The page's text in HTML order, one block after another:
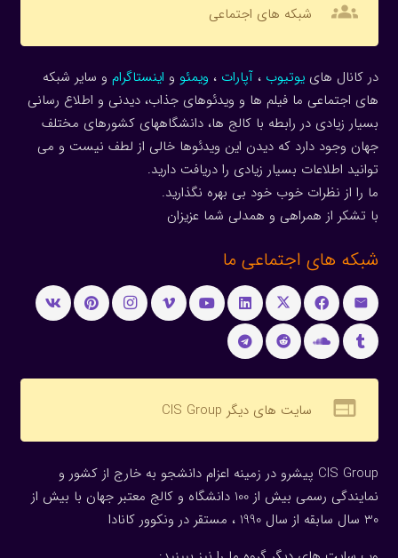
groups شبکه های اجتماعی
در کانال هاییوتیوب ، آپارات ، ویمئو و اینستاگرام و سایر شبکه
های اجتماعی ما فیلم ها و ویدئوهای جذاب، دیدنی و اطلاع رسانی
بسیار زیادی در رابطه با کالج ها، دانشگاههای کشورهای مختلف
جهان وجود دارد که دیدن این ویدئوها خالی از لطف نیست و می
توانید اطلاعات بسیار زیادی را دریافت دارید.
ما را از نظرات خوب خود بی بهره نگذارید.
با تشکر از همراهی و همدلی شما عزیزان
شبکه های اجتماعی ما
web سایت های دیگر CIS Group
CIS Group پیشرو در زمینه اعزام دانشجو به خارج از کشور و
نمایندگی رسمی بیش از 100 دانشگاه و کالج معتبر جهان با بیش از
30 سال سابقه از سال 1990 ، مستقر در ونکوور کانادا